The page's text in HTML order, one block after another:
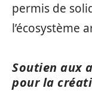
permis de
l’écosystème
Soutien aux
pour la